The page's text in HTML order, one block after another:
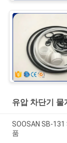
유압 차단기 물
SOOSAN SB-
품